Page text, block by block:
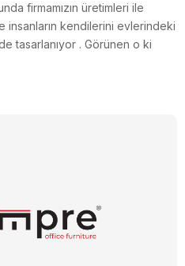
firmamızın üretimleri ile
kendilerini evlerindeki
tasarlanıyor . Görünen o ki
ofis home konseptine bırakac